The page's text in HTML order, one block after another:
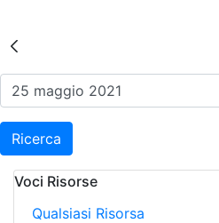
Risultati della
Ricerca
Voci Risorse
Qualsiasi Risorsa